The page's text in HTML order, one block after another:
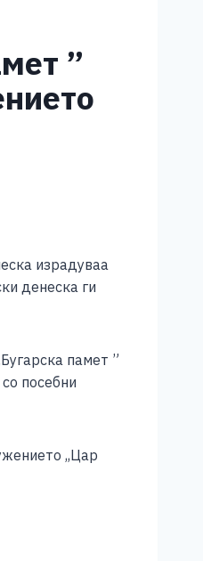
”
израдуваа
денеска ги
памет ”
посебни
,,Цар